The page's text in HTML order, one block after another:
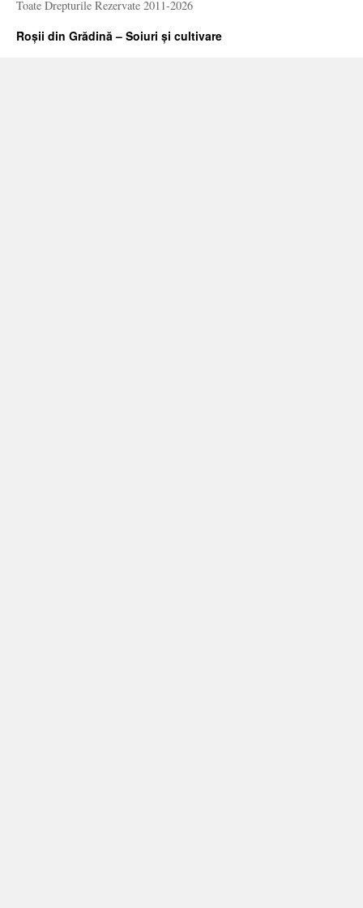
Toate Drepturile Rezervate 2011-2026
Roșii din Grădină – Soiuri și cultivare